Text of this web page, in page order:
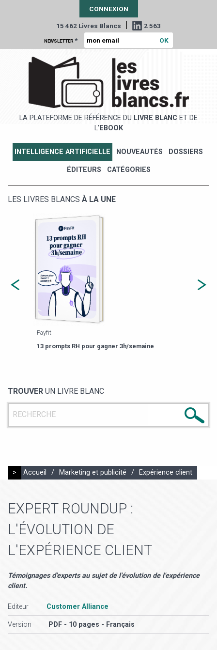
CONNEXION
15 462 Livres Blancs | 2 563
NEWSLETTER *
LA PLATEFORME DE RÉFÉRENCE DU LIVRE BLANC ET DE
L' EBOOK
INTELLIGENCE ARTIFICIELLE NOUVEAUTÉS DOSSIERS
ÉDITEURS CATÉGORIES
LES LIVRES BLANCS À LA UNE
Payfit
13 prompts RH pour gagner 3h/semaine
TROUVER UN LIVRE BLANC
> Accueil / Marketing et publicité / Expérience client
EXPERT ROUNDUP :
L'ÉVOLUTION DE
L'EXPÉRIENCE CLIENT
Témoignages d'experts au sujet de l'évolution de l'expérience
client.
Editeur Customer Alliance
Version PDF - 10 pages - Français